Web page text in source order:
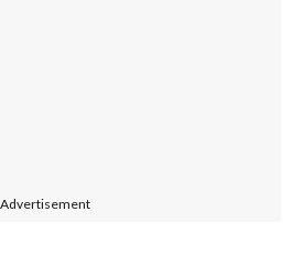
Advertisement